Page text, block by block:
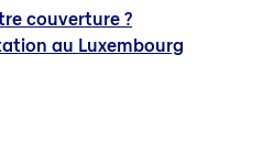
couverture ?
au Luxembourg